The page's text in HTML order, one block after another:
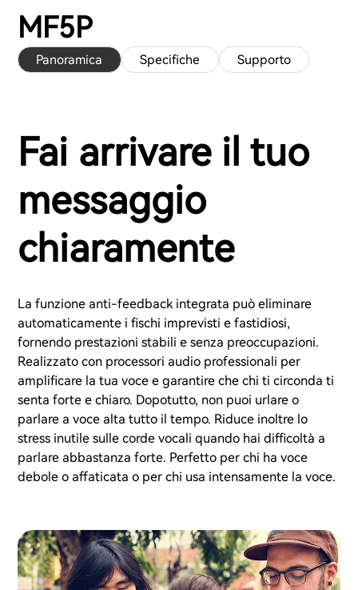
MF5P
Panoramica Specifiche Supporto
Fai arrivare il tuo
messaggio
chiaramente
La funzione anti-feedback integrata può eliminare
automaticamente i fischi imprevisti e fastidiosi,
fornendo prestazioni stabili e senza preoccupazioni.
Realizzato con processori audio professionali per
amplificare la tua voce e garantire che chi ti circonda ti
senta forte e chiaro. Dopotutto, non puoi urlare o
parlare a voce alta tutto il tempo. Riduce inoltre lo
stress inutile sulle corde vocali quando hai difficoltà a
parlare abbastanza forte. Perfetto per chi ha voce
debole o affaticata o per chi usa intensamente la voce.